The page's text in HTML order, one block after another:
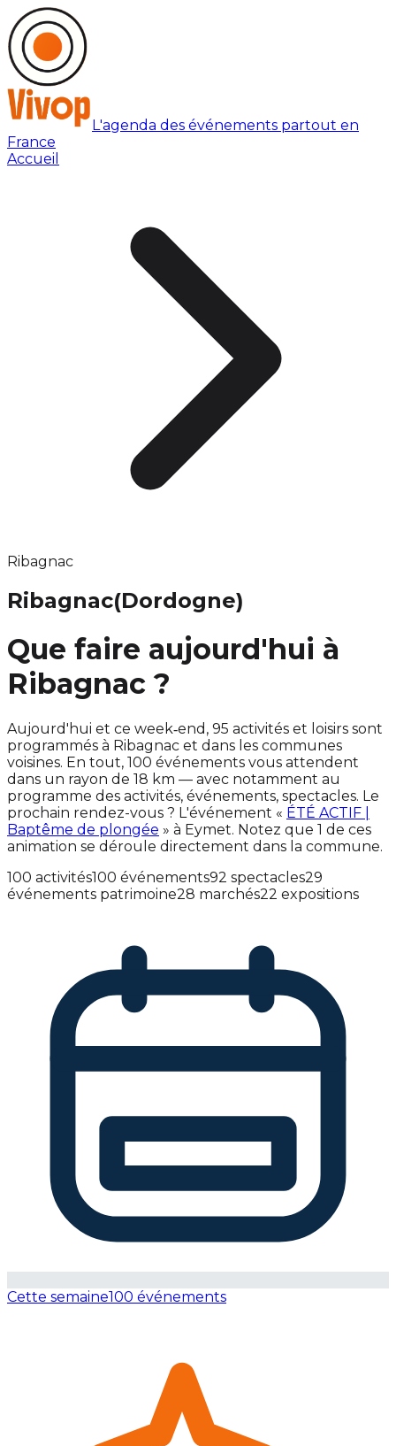
L'agenda des événements partout en
France
Accueil
Ribagnac
Ribagnac(Dordogne)
Que faire aujourd'hui à
Ribagnac ?
Aujourd'hui et ce week‑end, 95 activités et loisirs sont
programmés à Ribagnac et dans les communes
voisines. En tout, 100 événements vous attendent
dans un rayon de 18 km — avec notamment au
programme des activités, événements, spectacles. Le
prochain rendez-vous ? L'événement « ÉTÉ ACTIF |
Baptême de plongée » à Eymet. Notez que 1 de ces
animation se déroule directement dans la commune.
100 activités100 événements92 spectacles29
événements patrimoine28 marchés22 expositions
Cette semaine100 événements